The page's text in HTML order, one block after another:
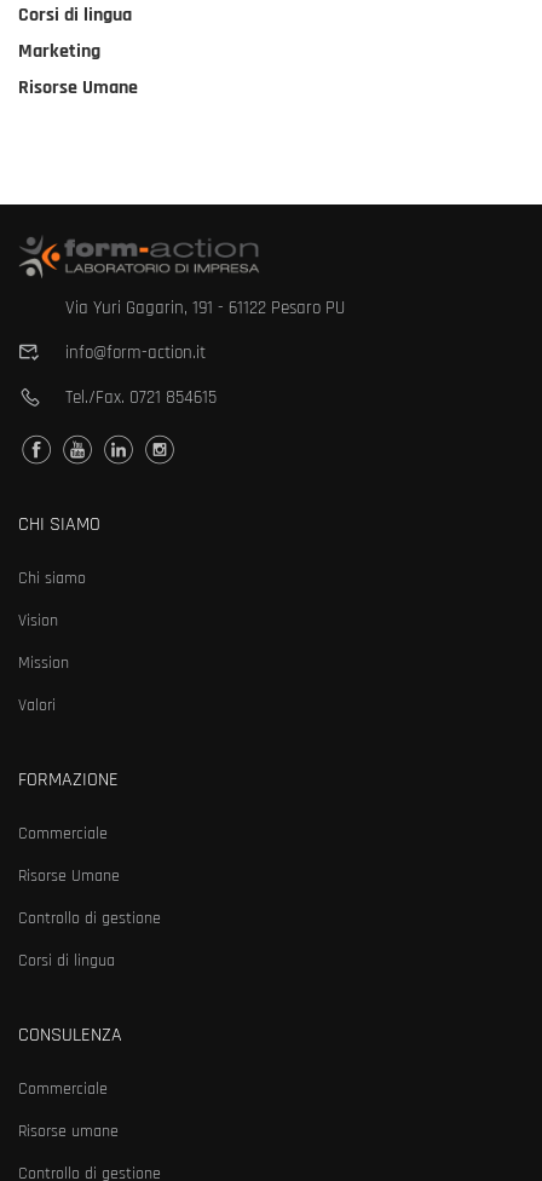
Corsi di lingua
Marketing
Risorse Umane
Via Yuri Gagarin, 191 - 61122 Pesaro PU
info@form-action.it
Tel./Fax. 0721 854615
CHI SIAMO
Chi siamo
Vision
Mission
Valori
FORMAZIONE
Commerciale
Risorse Umane
Controllo di gestione
Corsi di lingua
CONSULENZA
Commerciale
Risorse umane
Controllo di gestione